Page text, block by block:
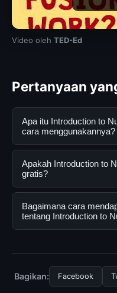
Video oleh TED-Ed
Pertanyaan
Apa itu Introduction to
cara menggunakannya?
Introduction to Nuclear
yang dirancang untuk
mendapatkan
dapat
resmi dan mengikuti
Apakah Introduction to
gratis?
Ya, Introduction to
secara gratis oleh
tersembunyi atau
Bagaimana cara
tentang Introduction to
halaman resmi kami
memperbarui konten
Bagikan: Facebook